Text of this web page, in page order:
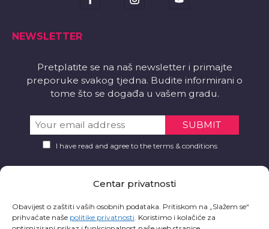
Centar privatnosti
Obavijest o zaštiti vaših osobnih podataka. Pritiskom na „Slažem se“
prihvaćate naše politike privatnosti. Koristimo i kolačiće za
NEWSLETTER
Pretplatite se na naš newsletter i primajte
preporuke svakog tjedna. Budite informirani o
tome što se događa u vašem gradu.
I have read and agree to the terms & conditions
Želite li aplikaciju?